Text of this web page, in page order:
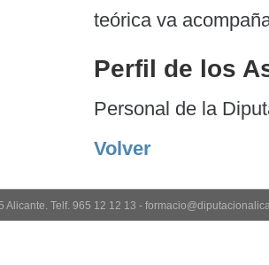
teórica va
Perfil de los
Personal de la
Volver
Alicante. Telf. 965 12 12 13 -